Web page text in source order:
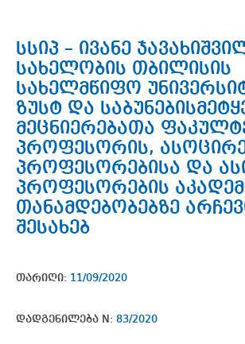
სსიპ – ივანე
სახელობის თბილისის
სახელმწიფო
ზუსტ და
მეცნიერებათა
პროფესორის,
პროფესორებისა და
პროფესორების
თანამდებობებზე
შესახებ
თარიღი: 11/09/2020
დადგენილება N: 83/2020